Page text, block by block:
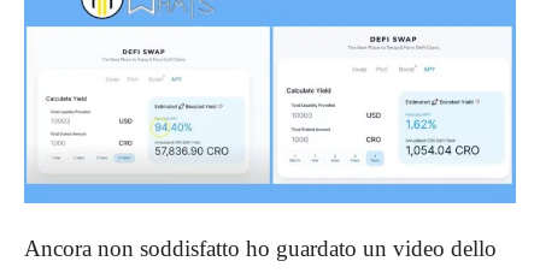
Ancora non soddisfatto ho guardato un video dello